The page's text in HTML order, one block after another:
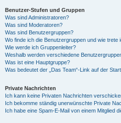
V
d
Benutzer-Stufen und Gruppen
Was sind Administratoren?
Was sind Moderatoren?
Was sind Benutzergruppen?
Wo finde ich die Benutzergruppen und wie trete
Wie werde ich Gruppenleiter?
Weshalb werden verschiedene
Was ist eine Hauptgruppe?
Was bedeutet der „Das Team“-Link auf der
Private Nachrichten
Ich kann keine Privaten Nachrichten
Ich bekomme ständig unerwünschte Private
Ich habe eine Spam-E-Mail von einem Mitglied